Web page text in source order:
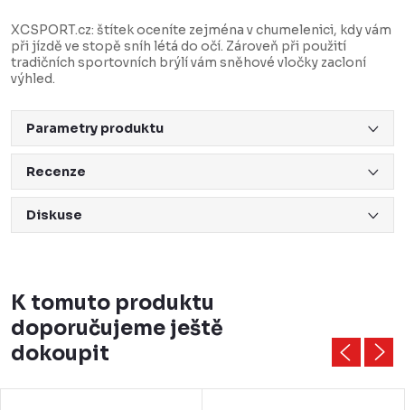
XCSPORT.cz: štítek oceníte zejména v chumelenici, kdy vám
při jízdě ve stopě sníh létá do očí. Zároveň při použití
tradičních sportovních brýlí vám sněhové vločky zacloní
výhled.
Parametry produktu
Recenze
Diskuse
K tomuto produktu
doporučujeme ještě
dokoupit